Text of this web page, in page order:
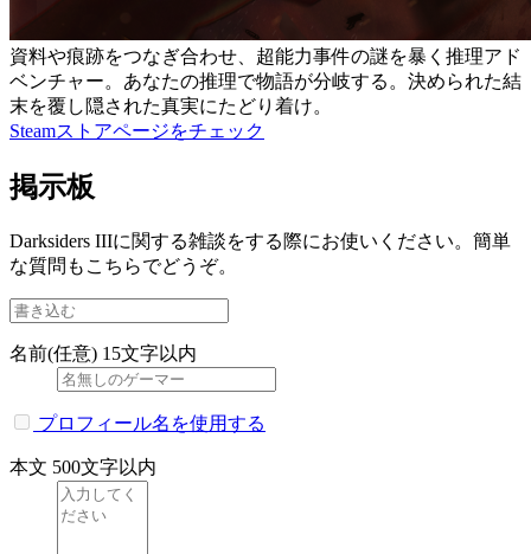
資料や痕跡をつなぎ合わせ、超能力事件の謎を暴く推理アド
ベンチャー。あなたの推理で物語が分岐する。決められた結
末を覆し隠された真実にたどり着け。
Steamストアページをチェック
掲示板
Darksiders IIIに関する雑談をする際にお使いください。簡単
な質問もこちらでどうぞ。
名前(任意) 15文字以内
プロフィール名を使用する
本文 500文字以内